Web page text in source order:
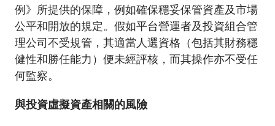
例》所提供的保障，例如確保穩妥保管資產及市場
公平和開放的規定。假如平台營運者及投資組合管
理公司不受規管，其適當人選資格（包括其財務穩
健性和勝任能力）便未經評核，而其操作亦不受任
何監察。
與投資虛擬資產相關的風險